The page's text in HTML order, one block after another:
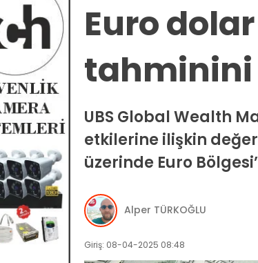
Euro
UBS Global Wealth
etkilerine ilişkin
üzerinde Euro
Alper TÜRKOĞLU
Giriş: 08-04-2025 08:48